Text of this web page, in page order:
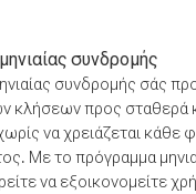
συνδρομής
συνδρομής σάς
κλήσεων προς σταθερά
να χρειάζεται κάθε
Με το πρόγραμμα
να εξοικονομείτε